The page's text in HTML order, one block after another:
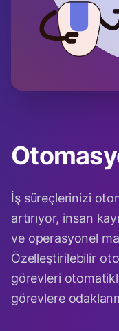
İş süreçlerinizi
artırıyor, insan
ve operasyonel
Özelleştirilebilir
görevleri
görevlere